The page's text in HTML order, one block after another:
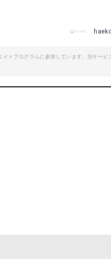
トプログラムに参加しています。当サービ